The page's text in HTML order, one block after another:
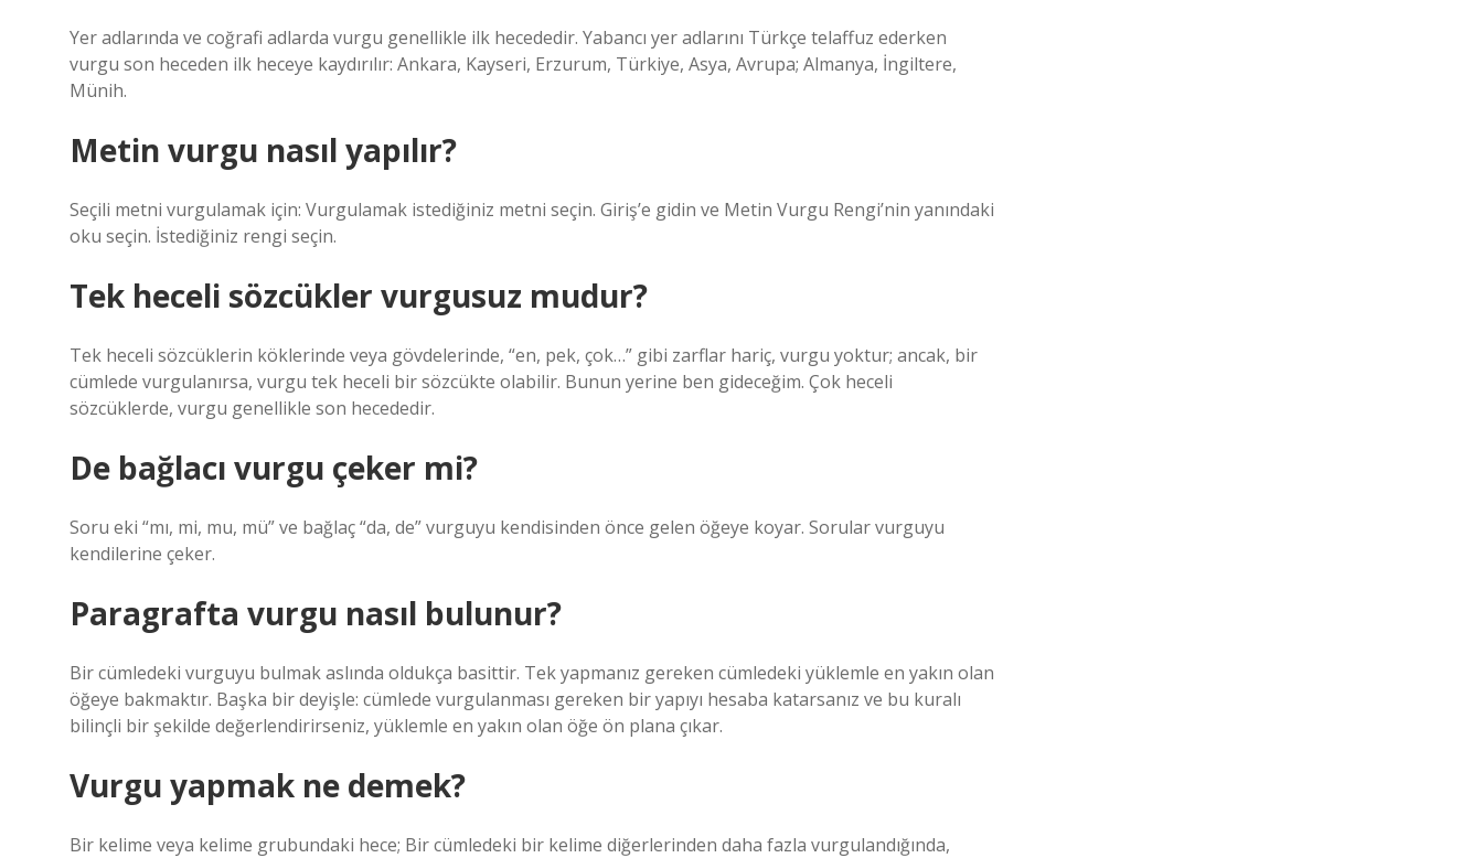
Yer adlarında ve coğrafi adlarda vurgu genellikle ilk hecededir. Yabancı yer adlarını Türkçe telaffuz ederken
vurgu son heceden ilk heceye kaydırılır: Ankara, Kayseri, Erzurum, Türkiye, Asya, Avrupa; Almanya, İngiltere,
Münih.
Metin vurgu nasıl yapılır?
Seçili metni vurgulamak için: Vurgulamak istediğiniz metni seçin. Giriş’e gidin ve Metin Vurgu Rengi’nin yanındaki
oku seçin. İstediğiniz rengi seçin.
Tek heceli sözcükler vurgusuz mudur?
Tek heceli sözcüklerin köklerinde veya gövdelerinde, “en, pek, çok…” gibi zarflar hariç, vurgu yoktur; ancak, bir
cümlede vurgulanırsa, vurgu tek heceli bir sözcükte olabilir. Bunun yerine ben gideceğim. Çok heceli
sözcüklerde, vurgu genellikle son hecededir.
De bağlacı vurgu çeker mi?
Soru eki “mı, mi, mu, mü” ve bağlaç “da, de” vurguyu kendisinden önce gelen öğeye koyar. Sorular vurguyu
kendilerine çeker.
Paragrafta vurgu nasıl bulunur?
Bir cümledeki vurguyu bulmak aslında oldukça basittir. Tek yapmanız gereken cümledeki yüklemle en yakın olan
öğeye bakmaktır. Başka bir deyişle: cümlede vurgulanması gereken bir yapıyı hesaba katarsanız ve bu kuralı
bilinçli bir şekilde değerlendirirseniz, yüklemle en yakın olan öğe ön plana çıkar.
Vurgu yapmak ne demek?
Bir kelime veya kelime grubundaki hece; Bir cümledeki bir kelime diğerlerinden daha fazla vurgulandığında,